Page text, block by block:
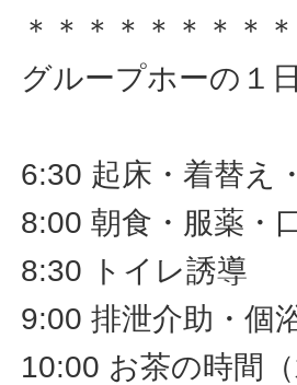
＊＊＊＊＊＊＊＊
グループホーの１
6:30 起床・着替え
8:00 朝食・服薬・
8:30 トイレ誘導
9:00 排泄介助・個
10:00 お茶の時間